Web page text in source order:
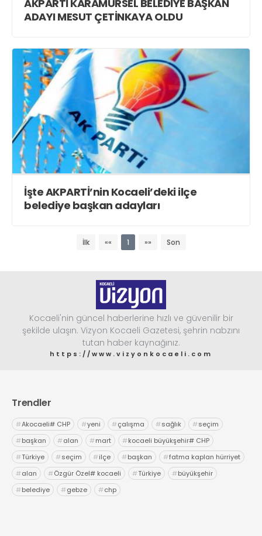
AKPARTİ KARAMÜRSEL BELEDİYE BAŞKAN
ADAYI MESUT ÇETİNKAYA OLDU
İşte AKPARTİ’nin Kocaeli’deki ilçe
belediye başkan adayları
İlk «« 1 »» Son
Kocaeli'nin güncel haberlerine hızlı ve güvenilir bir
şekilde ulaşın. Vizyon Kocaeli Gazetesi, şehrin nabzını
tutan haber kaynağınız.
https://www.vizyonkocaeli.com
Trendler
#Akocaeli# CHP #yeni #çalışma #sağlık #seçim
#başkan #alan #mart #kocaeli büyükşehir# CHP
#Türkiye #seçim #ilçe #başkan #fatma kaplan hürriyet
#alan #Özgür Özel# kocaeli #Türkiye #büyükşehir
#belediye #gebze #chp
Web TV Galeri
Merkez Mah. 38. Sokak. No : 31
Gölcük /KOCAELİ
haber@vizyonkocaeli.com